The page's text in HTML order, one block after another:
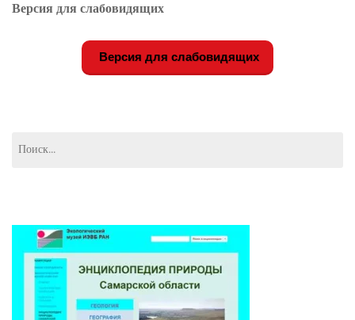
Версия для слабовидящих
Версия для слабовидящих